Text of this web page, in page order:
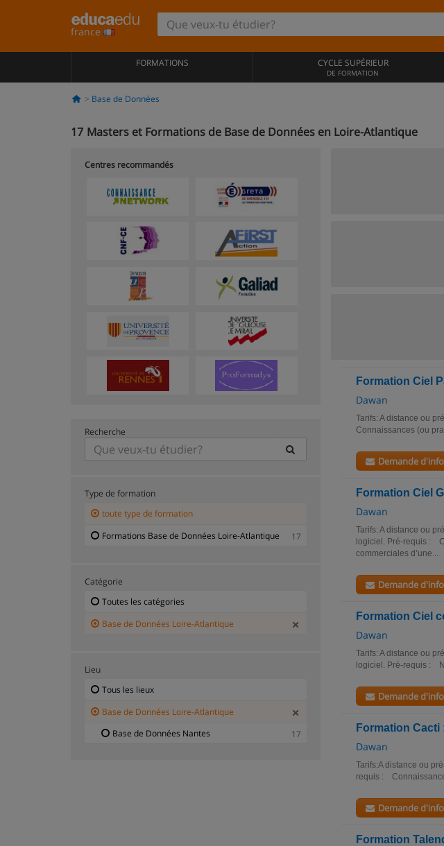
france
FORMATIONS CYCLE SUPÉRIEUR
DE FORMATION
Base de Données
17 Masters et Formations de Base de Données en Loire-Atlantique
Formation Ciel
Dawan
Tarifs: A distance ou
Connaissances (ou
Demande
Formation Ciel
Dawan
Tarifs: A distance ou
logiciel. Pré-requis :
commerciales d’une...
Demande
Formation Ciel
Dawan
Tarifs: A distance ou
logiciel. Pré-requis :
Demande
Formation
Dawan
Tarifs:A distance ou
requis :
Demande
Formation
Centres recommandés
Recherche
Type de formation
toute type de formation
Formations Base de Données Loire-Atlantique
17
Catégorie
Toutes les catégories
Base de Données Loire-Atlantique
Lieu
Tous les lieux
Base de Données Loire-Atlantique
Base de Données Nantes
17